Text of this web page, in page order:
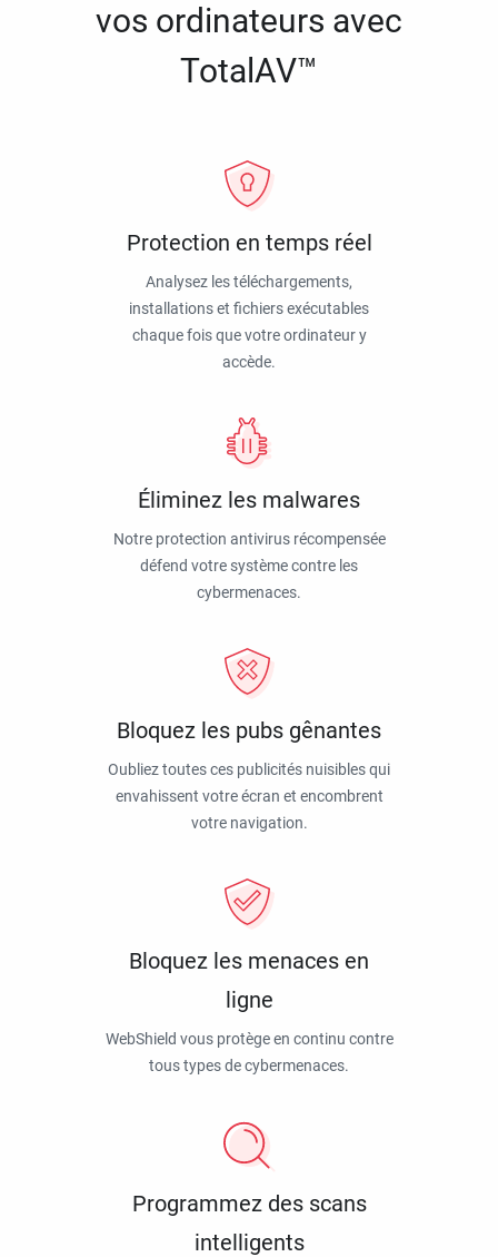
vos ordinateurs avec
TotalAV™
Protection en temps réel
Analysez les téléchargements,
installations et fichiers exécutables
chaque fois que votre ordinateur y
accède.
Éliminez les malwares
Notre protection antivirus récompensée
défend votre système contre les
cybermenaces.
Bloquez les pubs gênantes
Oubliez toutes ces publicités nuisibles qui
envahissent votre écran et encombrent
votre navigation.
Bloquez les menaces en
ligne
WebShield vous protège en continu contre
tous types de cybermenaces.
Programmez des scans
intelligents